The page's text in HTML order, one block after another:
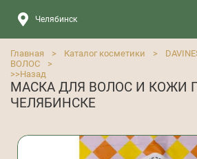
Челябинск
Главная > Каталог косметики >
ВОЛОС
>
>>Назад
МАСКА ДЛЯ ВОЛОС И КОЖИ
ЧЕЛЯБИНСКЕ